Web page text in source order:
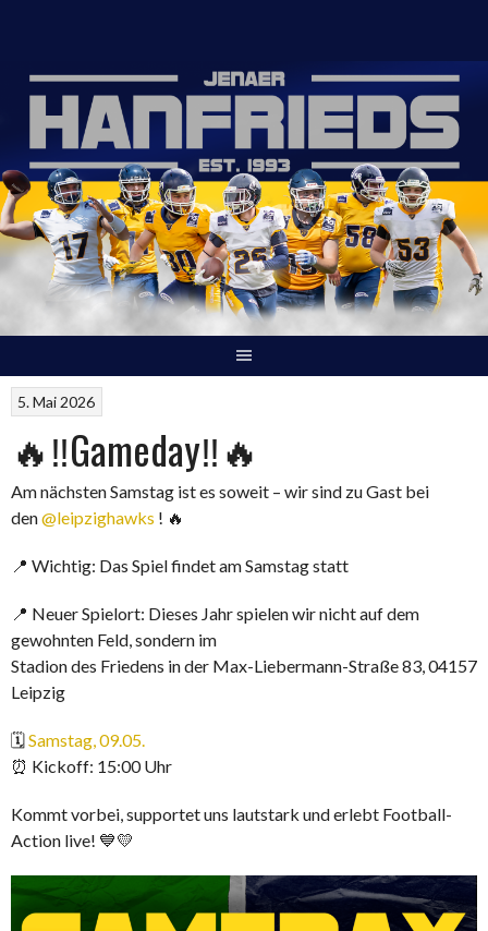
5. Mai 2026
🔥‼Gameday‼🔥
Am nächsten Samstag ist es soweit – wir sind zu Gast bei
den@leipzighawks ! 🔥
📍 Wichtig: Das Spiel findet am Samstag statt
📍 Neuer Spielort: Dieses Jahr spielen wir nicht auf dem
gewohnten Feld, sondern im
Stadion des Friedens in der Max-Liebermann-Straße 83, 04157
Leipzig
🗓️Samstag, 09.05.
⏰ Kickoff: 15:00 Uhr
Kommt vorbei, supportet uns lautstark und erlebt Football-
Action live! 💙💛